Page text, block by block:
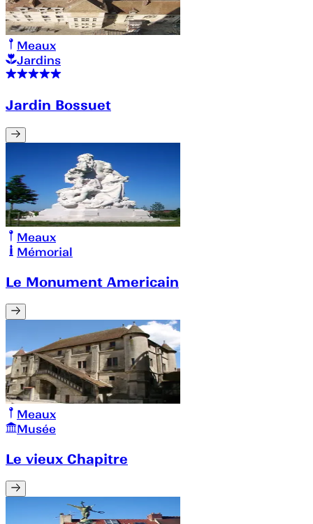
Meaux
Jardins
Jardin Bossuet
Meaux
Mémorial
Le Monument Americain
Meaux
Musée
Le vieux Chapitre